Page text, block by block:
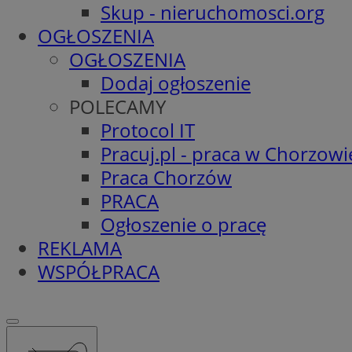
Skup - nieruchomosci.org
OGŁOSZENIA
OGŁOSZENIA
Dodaj ogłoszenie
POLECAMY
Protocol IT
Pracuj.pl - praca w
Praca Chorzów
PRACA
Ogłoszenie o pracę
REKLAMA
WSPÓŁPRACA